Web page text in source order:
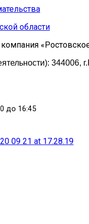
области
до 16:45